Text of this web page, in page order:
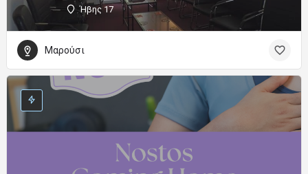
Ήβης 17
Μαρούσι